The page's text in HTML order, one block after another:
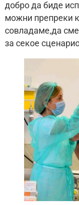
добро да биде
можни препреки
совладаме,да
за секое